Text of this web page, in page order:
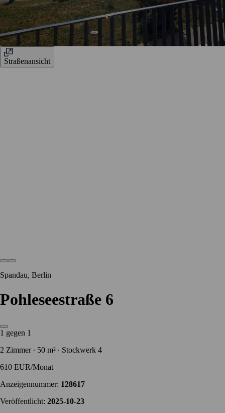
Straßenansicht
Spandau, Berlin
Pohleseestraße 6
1 gegen 1
2 Zimmer ∙ 50 m² ∙ Stockwerk 4
610 EUR/Monat
Anzeigennummer: 128617
Veröffentlicht: 2025-10-23